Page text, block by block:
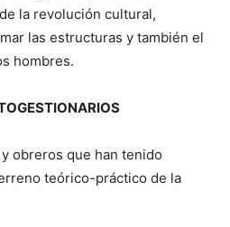
la revolución cultural,
las estructuras y también el
hombres.
obreros que han tenido
teórico-práctico de la